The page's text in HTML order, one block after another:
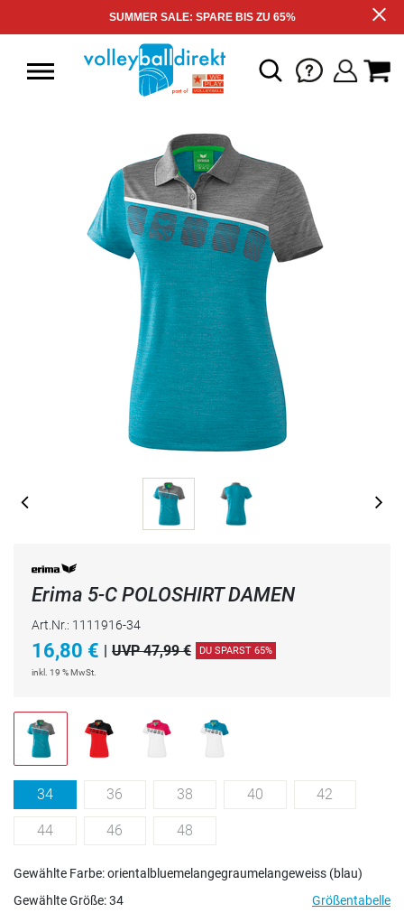
SUMMER SALE: SPARE BIS ZU 65%
Erima 5-C POLOSHIRT DAMEN
Art.Nr.: 1111916-34
16,80 € | UVP 47,99 € DU SPARST 65%
inkl. 19 % MwSt.
34 36 38 40 42
44 46 48
Gewählte Farbe: orientalbluemelangegraumelangeweiss (blau)
Gewählte Größe:34 Größentabelle